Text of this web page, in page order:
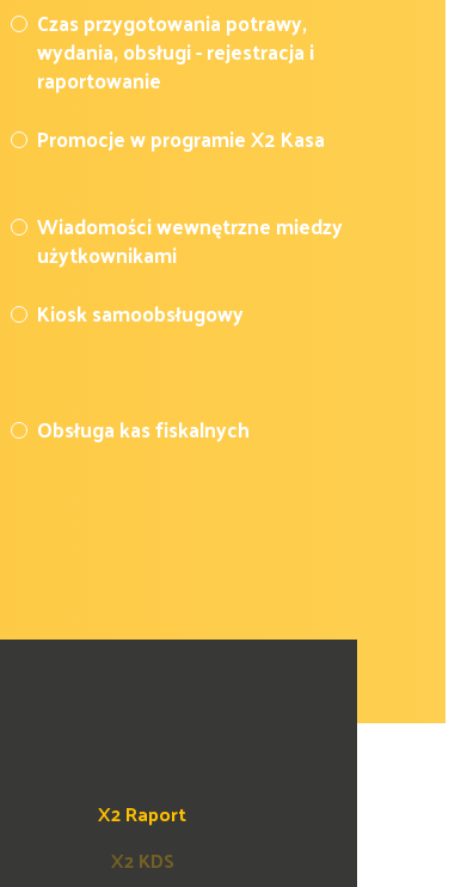
Czas przygotowania potrawy,
wydania, obsługi - rejestracja i
raportowanie
Promocje w programie X2 Kasa
Wiadomości wewnętrzne miedzy
użytkownikami
Kiosk samoobsługowy
Obsługa kas fiskalnych
X2 Raport
X2 KDS